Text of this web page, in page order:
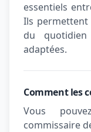
essentiels
Ils permettent
du
adaptées.
Comment les
Vous
commissaire